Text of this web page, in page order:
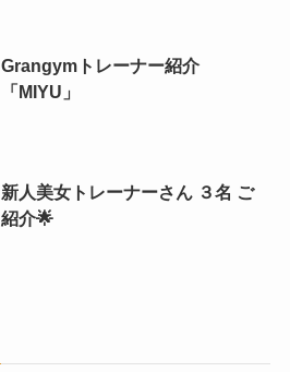
Grangymトレーナー紹介
「MIYU」
新人美女トレーナーさん ３名 ご
紹介🌟